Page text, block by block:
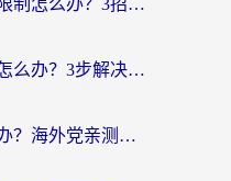
在越南用搜狐视频地区限制怎么办？3招解决海外看国内剧难题（附西瓜视频CCTV观看技巧）
皮皮影视在老挝用不了怎么办？3步解决海外看国内影视&财经的痛点
香港酷我地区限制怎么办？海外党亲测有效的回国加速方案来了